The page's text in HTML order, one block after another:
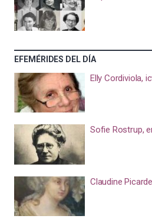
EFEMÉRIDES DEL DÍA
Elly Cordiviola,
Sofie Rostrup,
Claudine